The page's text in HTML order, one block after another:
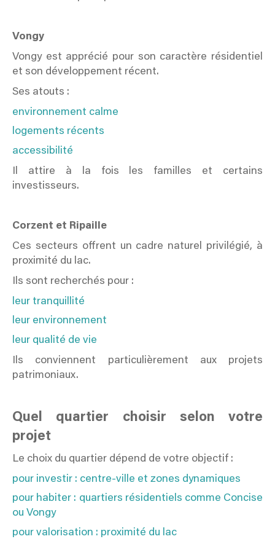
Vongy
Vongy est apprécié pour son caractère résidentiel
et son développement récent.
Ses atouts :
environnement calme
logements récents
accessibilité
Il attire à la fois les familles et certains
investisseurs.
Corzent et Ripaille
Ces secteurs offrent un cadre naturel privilégié, à
proximité du lac.
Ils sont recherchés pour :
leur tranquillité
leur environnement
leur qualité de vie
Ils conviennent particulièrement aux projets
patrimoniaux.
Quel quartier choisir selon votre
projet
Le choix du quartier dépend de votre objectif :
pour investir : centre-ville et zones dynamiques
pour habiter : quartiers résidentiels comme Concise
ou Vongy
pour valorisation : proximité du lac